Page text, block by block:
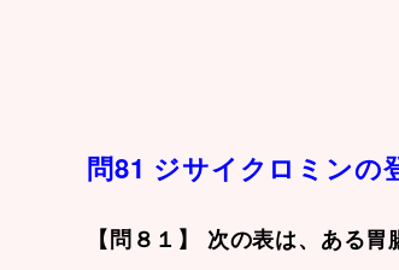
問81 ジサイクロミンの
【問８１】 次の表は、ある